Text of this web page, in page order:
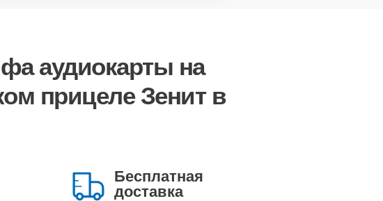
аудиокарты на
прицеле Зенит в
Бесплатная
доставка